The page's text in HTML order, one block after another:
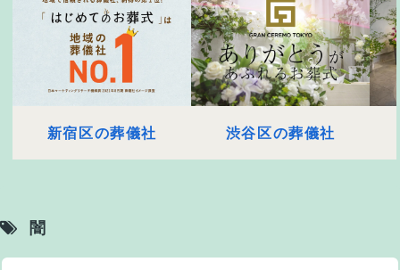
新宿区の葬儀社 渋谷区の葬儀社
闇